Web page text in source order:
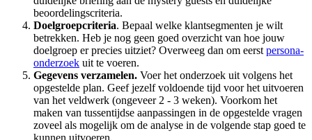
beoordelingscriteria.
Doelgroepcriteria. Bepaal welke klantsegmenten je wilt
betrekken. Heb je nog geen goed overzicht van hoe jouw
doelgroep er precies uitziet? Overweeg dan om eerst persona-
onderzoek uit te voeren.
Gegevens verzamelen. Voer het onderzoek uit volgens het
opgestelde plan. Geef jezelf voldoende tijd voor het uitvoeren
van het veldwerk (ongeveer 2 - 3 weken). Voorkom het
maken van tussentijdse aanpassingen in de opgestelde vragen
zoveel als mogelijk om de analyse in de volgende stap goed te
kunnen uitvoeren.